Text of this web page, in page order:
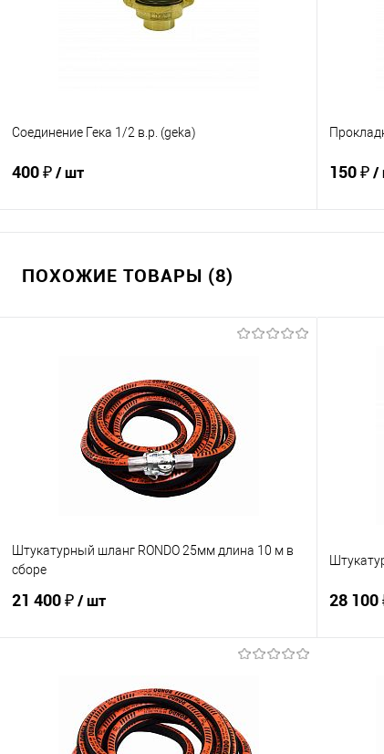
Соединение Гека 1/2 в.р. (geka)
400 ₽/ шт
В наличии
150 ₽/
ПОХОЖИЕ ТОВАРЫ (8)
Штукатурный шланг RONDO 25мм длина 10 м в
сборе
21 400 ₽/ шт
Купить в 1 клик
К сравнению
28 100